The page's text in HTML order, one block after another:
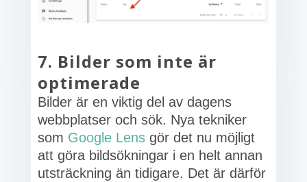
7. Bilder som inte är
optimerade
Bilder är en viktig del av dagens
webbplatser och sök. Nya tekniker
som Google Lensgör det nu möjligt
att göra bildsökningar i en helt annan
utsträckning än tidigare. Det är därför